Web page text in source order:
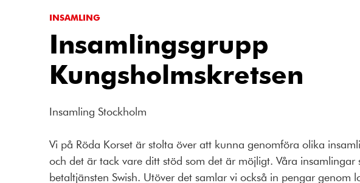
INSAMLING
Insamlingsgrupp
Kungsholmskretsen
Insamling Stockholm
Vi på Röda Korset är stolta över att kunna genomföra olika
och det är tack vare ditt stöd som det är möjligt. Våra insamlingar
betaltjänsten Swish. Utöver det samlar vi också in pengar genom